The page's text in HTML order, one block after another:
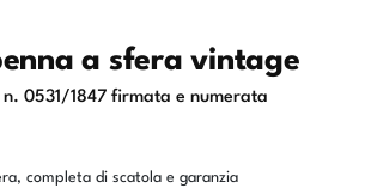
a sfera vintage
0531/1847 firmata e numerata
completa di scatola e garanzia